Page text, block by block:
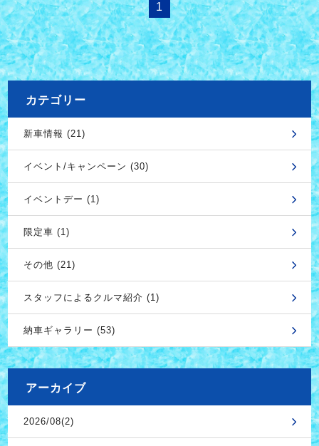
1
カテゴリー
新車情報 (21)
イベント/キャンペーン (30)
イベントデー (1)
限定車 (1)
その他 (21)
スタッフによるクルマ紹介 (1)
納車ギャラリー (53)
アーカイブ
2026/08(2)